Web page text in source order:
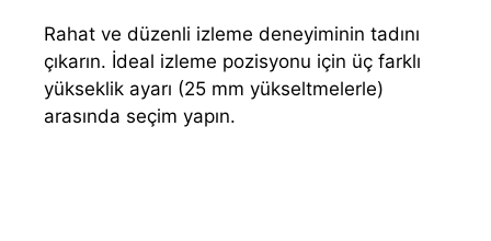
Rahat ve düzenli izleme deneyiminin tadını
çıkarın. İdeal izleme pozisyonu için üç farklı
yükseklik ayarı (25 mm yükseltmelerle)
arasında seçim yapın.